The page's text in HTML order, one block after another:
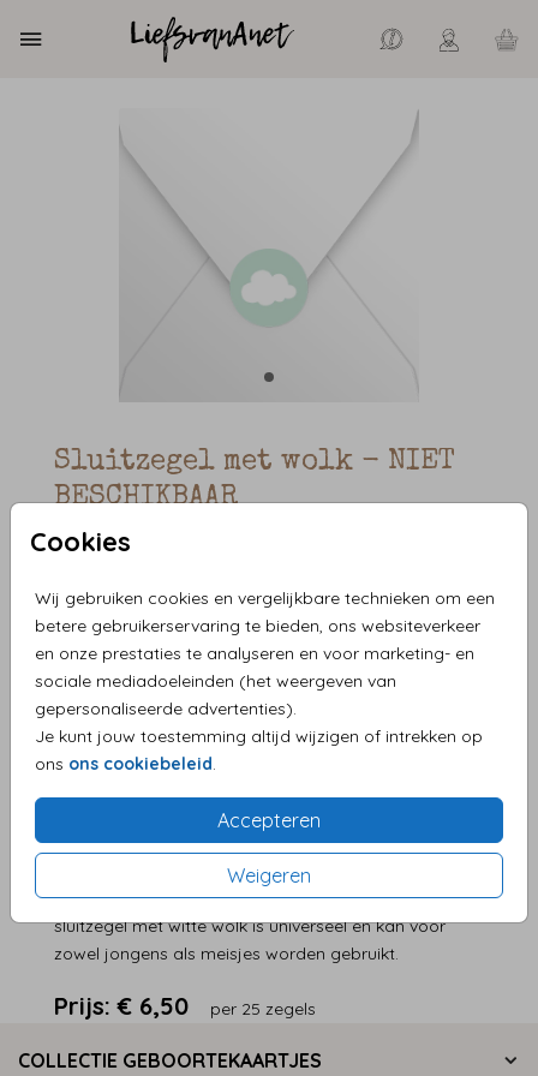
Cookies
Wij gebruiken cookies en vergelijkbare technieken om een
betere gebruikerservaring te bieden, ons websiteverkeer
en onze prestaties te analyseren en voor marketing- en
sociale mediadoeleinden (het weergeven van
gepersonaliseerde advertenties).
Je kunt jouw toestemming altijd wijzigen of intrekken op
ons ons cookiebeleid
Accepteren
Weigeren
Sluitzegel met wolk - NIET
BESCHIKBAAR
Helaas is dit product tijdelijk uitverkocht!
Heb je vragen? Neem dan contact met ons op.
Persoonlijke service en supersnelle levering
Eenvoudig zelf je product maken
Levering aan huis
OMSCHRIJVING
Bij een wolk van een zoon of dochter hoort natuurlijk
ook een wolk van een sluitzegel. Deze mintgroene
sluitzegel met witte wolk is universeel en kan voor
zowel jongens als meisjes worden gebruikt.
Prijs:€ 6,50 per 25 zegels
COLLECTIE GEBOORTEKAARTJES